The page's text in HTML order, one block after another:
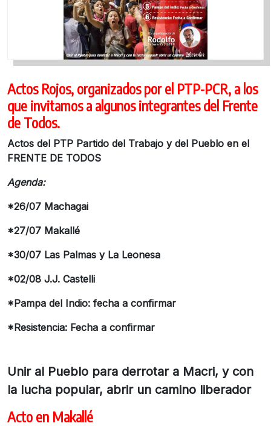
Actos Rojos, organizados por el PTP-PCR, a los
que invitamos a algunos integrantes del Frente
de Todos.
Actos del PTP Partido del Trabajo y del Pueblo en el
FRENTE DE TODOS
Agenda:
*26/07 Machagai
*27/07 Makallé
*30/07 Las Palmas y La Leonesa
*02/08 J.J. Castelli
*Pampa del Indio: fecha a confirmar
*Resistencia: Fecha a confirmar
Unir al Pueblo para derrotar a Macri, y con
la lucha popular, abrir un camino liberador
Acto en Makallé